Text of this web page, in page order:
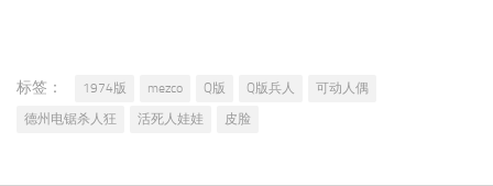
标签： 1974版 mezco Q版 Q版兵人
可动人偶
德州电锯杀人狂
活死人娃娃 皮脸